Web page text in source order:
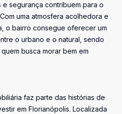
e segurança contribuem para o
uma atmosfera acolhedora e
o bairro consegue oferecer um
o urbano e o natural, sendo
busca morar bem em
faz parte das histórias de
em Florianópolis. Localizada